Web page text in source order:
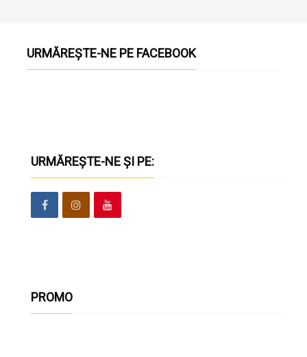
URMĂREȘTE-NE PE FACEBOOK
URMĂREȘTE-NE ȘI PE:
PROMO